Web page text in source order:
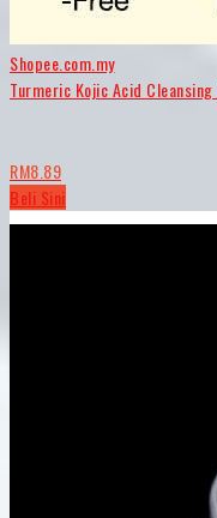
Shopee.com.my
Turmeric Kojic Acid
RM8.89
Beli Sini